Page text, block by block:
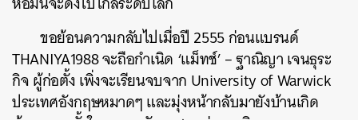
ขอย้อนความกลับไปเมื่อปี 2555 ก่อนแบรนด์
THANIYA1988 จะถือกำเนิด ‘แม็ทช์’ – ฐาณิญา เจนธุระ
กิจ ผู้ก่อตั้ง เพิ่งจะเรียนจบจาก University of Warwick
ประเทศอังกฤษหมาดๆ และมุ่งหน้ากลับมายังบ้านเกิด